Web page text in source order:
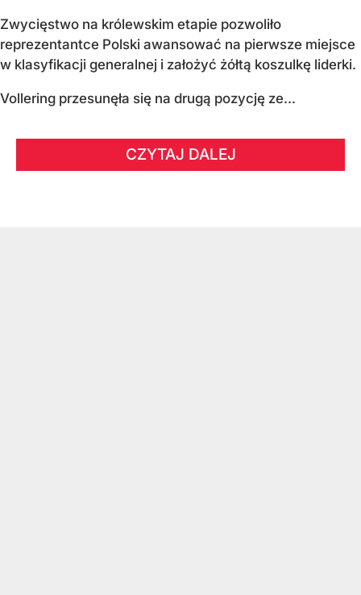
Zwycięstwo na królewskim etapie pozwoliło
reprezentantce Polski awansować na pierwsze miejsce
w klasyfikacji generalnej i założyć żółtą koszulkę liderki.
Vollering przesunęła się na drugą pozycję ze...
CZYTAJ DALEJ